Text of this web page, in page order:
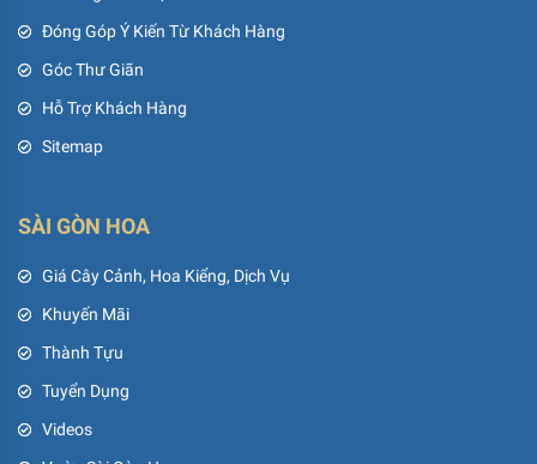
Đóng Góp Ý Kiến Từ Khách Hàng
Góc Thư Giãn
Hỗ Trợ Khách Hàng
Sitemap
SÀI GÒN HOA
Giá Cây Cảnh, Hoa Kiểng, Dịch Vụ
Khuyến Mãi
Thành Tựu
Tuyển Dụng
Videos